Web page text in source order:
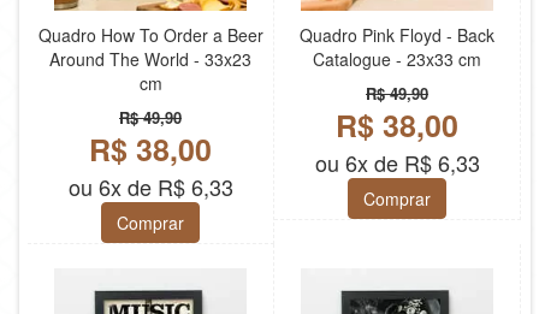
Quadro How To Order a Beer
Around The World - 33x23
cm
R$ 49,90
R$ 38,00
ou 6x de R$ 6,33
Comprar
Quadro Pink Floyd - Back
Catalogue - 23x33 cm
R$ 49,90
R$ 38,00
ou 6x de R$ 6,33
Comprar